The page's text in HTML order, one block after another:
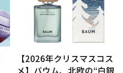
【2026年クリスマスコス
メ】バウム、北欧の“白銀